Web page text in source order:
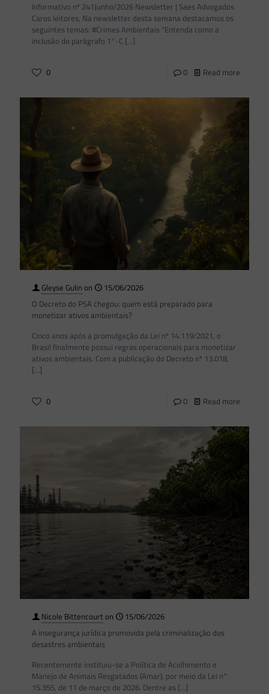
Informativo nº 241Junho/2026 Newsletter | Saes Advogados
Caros leitores, Na newsletter desta semana destacamos os
seguintes temas: #Crimes Ambientais “Entenda como a
inclusão do parágrafo 1°-C […]
0 0 Read more
Gleyse Gulin on
15/06/2026
O Decreto do PSA chegou: quem está preparado para
monetizar ativos ambientais?
Cinco anos após a promulgação da Lei nº 14.119/2021, o
Brasil finalmente possui regras operacionais para monetizar
ativos ambientais. Com a publicação do Decreto nº 13.018,
[…]
0 0 Read more
Nicole Bittencourton
15/06/2026
A insegurança jurídica promovida pela criminalização dos
desastres ambientais
Recentemente instituiu-se a Política de Acolhimento e
Manejo de Animais Resgatados (Amar), por meio da Lei n°
15.355, de 11 de março de 2026. Dentre as […]